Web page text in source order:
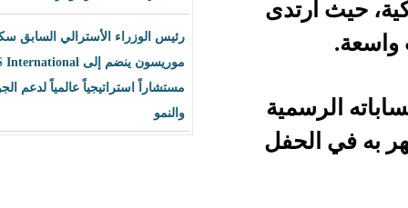
رئيس الوزراء الأسترالي السابق سكوت
موريسون ينضم إلى BLS International
مستشاراً استراتيجياً عالمياً لدعم الجودة
والنمو